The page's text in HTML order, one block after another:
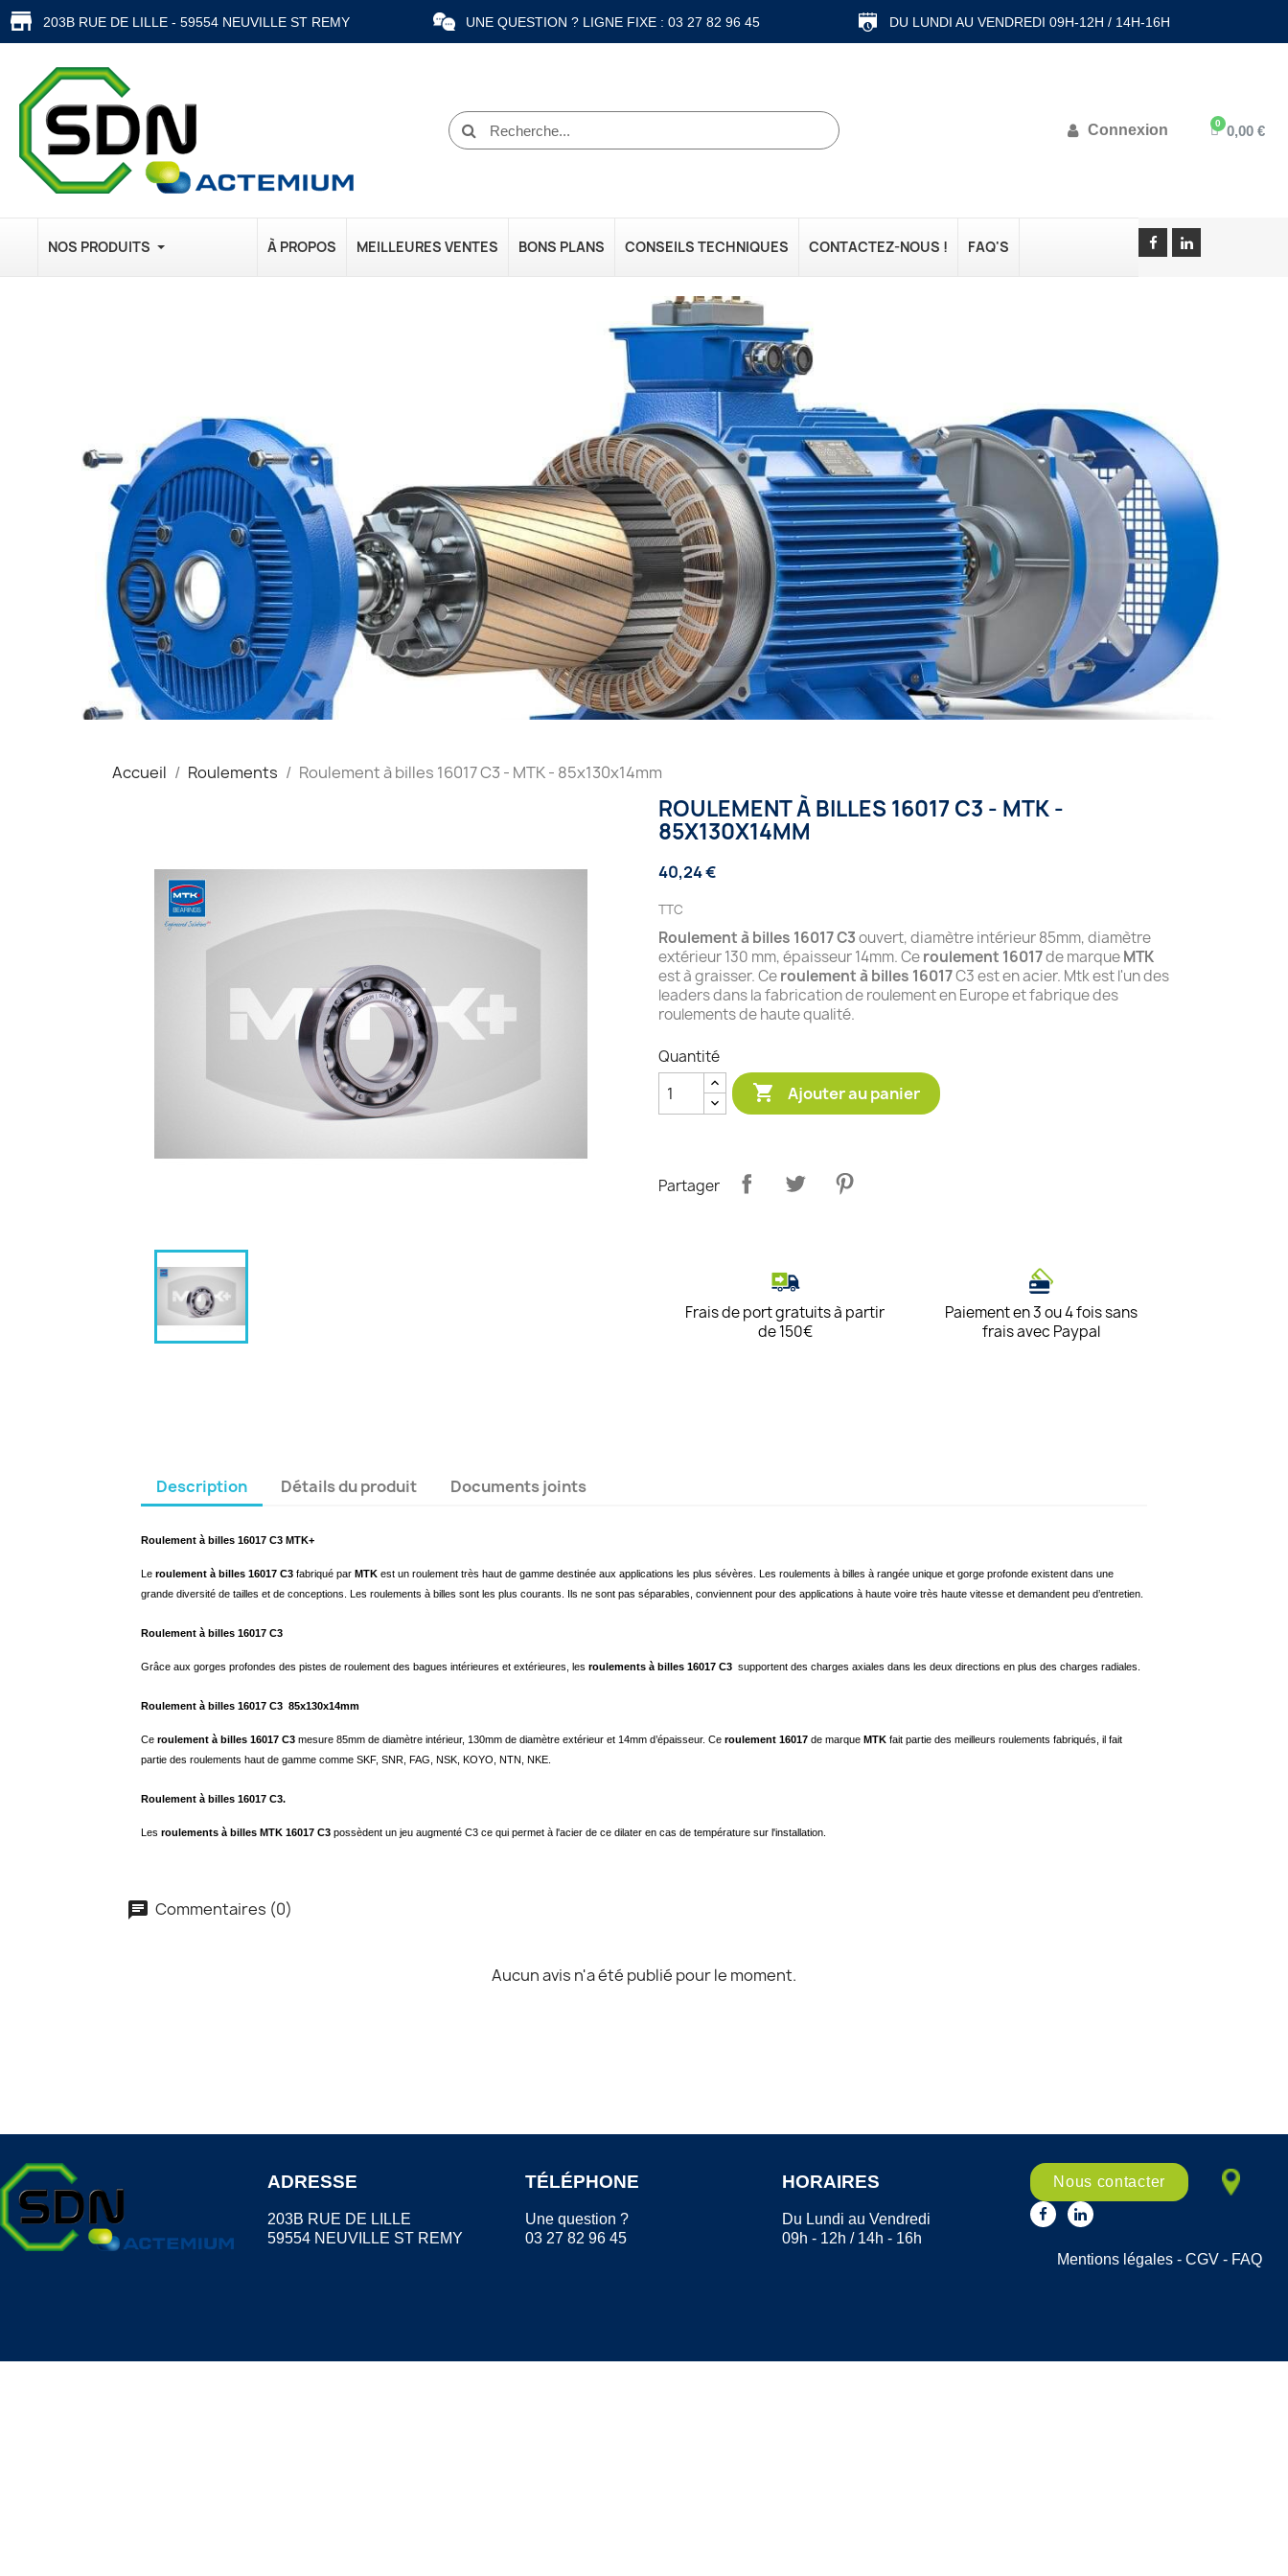
203B RUE DE LILLE - 59554 NEUVILLE ST REMY UNE QUESTION ? LIGNE FIXE : 03 27 82 96 45 DU LUNDI AU VENDREDI 09H-12H / 14H-16H
Connexion 0,00 €
NOS PRODUITS À PROPOS MEILLEURES VENTES BONS PLANS CONSEILS TECHNIQUES CONTACTEZ-NOUS ! FAQ'S
Accueil Roulements Roulement à billes 16017 C3 - MTK - 85x130x14mm
ROULEMENT À BILLES 16017 C3 - MTK -
85X130X14MM
40,24 €
TTC
Roulement à billes 16017 C3ouvert, diamètre intérieur 85mm, diamètre
extérieur 130 mm, épaisseur 14mm. Ceroulement 16017de marqueMTK
est à graisser. Ceroulement à billes 16017C3 est en acier. Mtk est l'un des
leaders dans la fabrication de roulement en Europe et fabrique des
roulements de haute qualité.
Quantité
 Ajouter au panier
Partager
Frais de port gratuits à partir
de 150€
Paiement en 3 ou 4 fois sans
frais avec Paypal
Description Détails du produit Documents joints
Roulement à billes 16017 C3 MTK+
Le roulement à billes 16017 C3 fabriqué par MTK est un roulement très haut de gamme destinée aux applications les plus sévères. Les roulements à billes à rangée unique et gorge profonde existent dans une
grande diversité de tailles et de conceptions. Les roulements à billes sont les plus courants. Ils ne sont pas séparables, conviennent pour des applications à haute voire très haute vitesse et demandent peu d’entretien.
Roulement à billes 16017 C3
Grâce aux gorges profondes des pistes de roulement des bagues intérieures et extérieures, les roulements à billes 16017 C3 supportent des charges axiales dans les deux directions en plus des charges radiales.
Roulement à billes 16017 C3 85x130x14mm
Ce roulement à billes 16017 C3 mesure 85mm de diamètre intérieur, 130mm de diamètre extérieur et 14mm d’épaisseur. Ce roulement 16017 de marque MTK fait partie des meilleurs roulements fabriqués, il fait
partie des roulements haut de gamme comme SKF, SNR, FAG, NSK, KOYO, NTN, NKE.
Roulement à billes 16017 C3.
Les roulements à billes MTK 16017 C3 possèdent un jeu augmenté C3 ce qui permet à l'acier de ce dilater en cas de température sur l'installation
Commentaires (0)
Aucun avis n'a été publié pour le moment.
ADRESSE
203B RUE DE LILLE
59554 NEUVILLE ST REMY
TÉLÉPHONE
Une question ?
03 27 82 96 45
HORAIRES
Du Lundi au Vendredi
09h - 12h / 14h - 16h
Nous contacter
Mentions légales- CGV- FAQ